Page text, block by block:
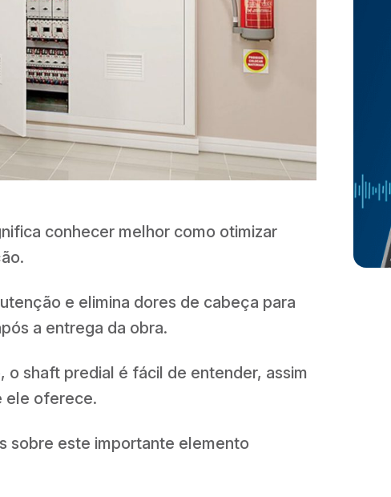
conhecer melhor como otimizar
e elimina dores de cabeça para
a entrega da obra.
o shaft predial é fácil de entender, assim
ele oferece.
sobre este importante elemento